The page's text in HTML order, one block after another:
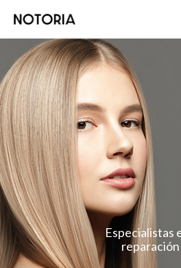
Especialistas